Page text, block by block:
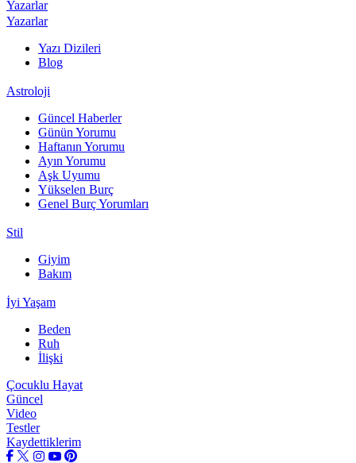
Yazarlar
Yazarlar
Yazı Dizileri
Blog
Astroloji
Güncel Haberler
Günün Yorumu
Haftanın Yorumu
Ayın Yorumu
Aşk Uyumu
Yükselen Burç
Genel Burç Yorumları
Stil
Giyim
Bakım
İyi Yaşam
Beden
Ruh
İlişki
Çocuklu Hayat
Güncel
Video
Testler
Kaydettiklerim